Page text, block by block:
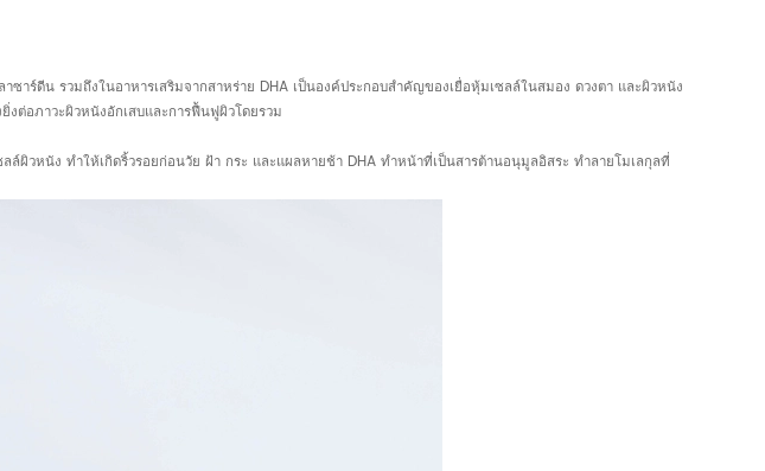
ดีน รวมถึงในอาหารเสริมจากสาหร่าย DHA เป็นองค์ประกอบสำคัญของเยื่อหุ้มเซลล์ในสมอง ดวงตา และผิวหนัง
ต่อภาวะผิวหนังอักเสบและการฟื้นฟูผิวโดยรวม
ผิวหนัง ทำให้เกิดริ้วรอยก่อนวัย ฝ้า กระ และแผลหายช้า DHA ทำหน้าที่เป็นสารต้านอนุมูลอิสระ ทำลายโมเลกุลที่